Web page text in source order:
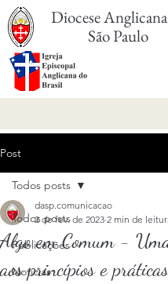
Diocese
São Paulo
Post
Todos posts
Publicações
Notícias
Todos posts
Algo em Comum -
aos princípios e
dasp.comunicacao
2 de fev. de 2023 2 min de